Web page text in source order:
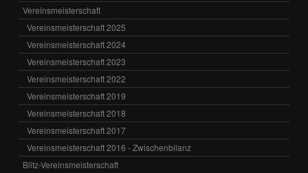
Vereinsmeisterschaft
Vereinsmeisterschaft 2025
Vereinsmeisterschaft 2024
Vereinsmeisterschaft 2023
Vereinsmeisterschaft 2022
Vereinsmeisterschaft 2019
Vereinsmeisterschaft 2018
Vereinsmeisterschaft 2017
Vereinsmeisterschaft 2016 - Zwischenbilanz
Blitz-Vereinsmeisterschaft